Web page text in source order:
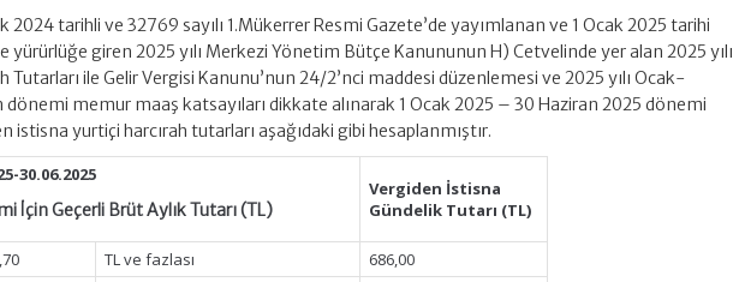
2024 tarihli ve 32769 sayılı 1.Mükerrer Resmi Gazete’de yayımlanan ve 1 Ocak 2025 tarihi
yürürlüğe giren 2025 yılı Merkezi Yönetim Bütçe Kanununun H) Cetvelinde yer alan 2025 yılı
Tutarları ile Gelir Vergisi Kanunu’nun 24/2’nci maddesi düzenlemesi ve 2025 yılı Ocak-
dönemi memur maaş katsayıları dikkate alınarak 1 Ocak 2025 – 30 Haziran 2025 dönemi
istisna yurtiçi harcırah tutarları aşağıdaki gibi hesaplanmıştır.
30.06.2025
İçin Geçerli Brüt Aylık Tutarı (TL)
Vergiden İstisna
Gündelik Tutarı (TL)
TL ve fazlası
686,00